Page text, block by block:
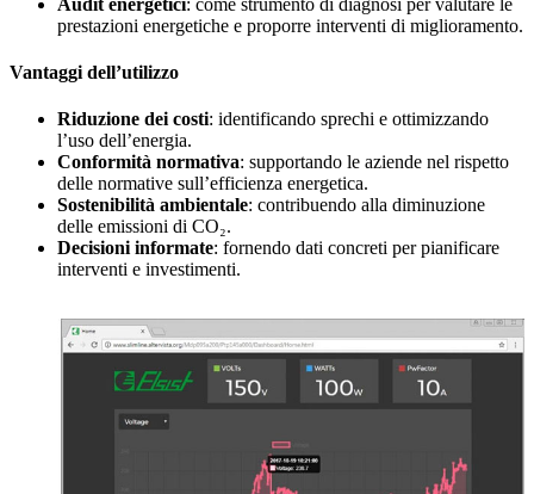
prestazioni energetiche e proporre interventi di miglioramento.
Vantaggi dell’utilizzo
Riduzione dei costi: identificando sprechi e ottimizzando
l’uso dell’energia.
Conformità normativa: supportando le aziende nel rispetto
delle normative sull’efficienza energetica.
Sostenibilità ambientale: contribuendo alla diminuzione
delle emissioni di CO₂.
Decisioni informate: fornendo dati concreti per pianificare
interventi e investimenti.